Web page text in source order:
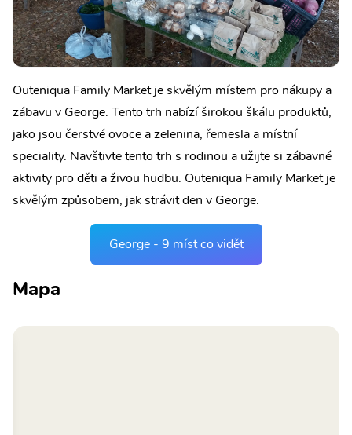
Outeniqua Family Market je skvělým místem pro nákupy a
zábavu v George. Tento trh nabízí širokou škálu produktů,
jako jsou čerstvé ovoce a zelenina, řemesla a místní
speciality. Navštivte tento trh s rodinou a užijte si zábavné
aktivity pro děti a živou hudbu. Outeniqua Family Market je
skvělým způsobem, jak strávit den v George.
George - 9 míst co vidět
Mapa